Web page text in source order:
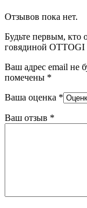
Отзывов пока нет.
Будьте первым, кто
говядиной OTTOGI
Ваш адрес email не
помечены *
Ваша оценка *
Ваш отзыв *